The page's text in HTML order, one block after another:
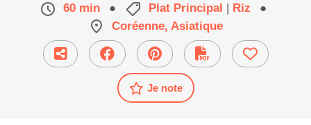
60 min ● Plat Principal | Riz
●
Coréenne, Asiatique
Je note